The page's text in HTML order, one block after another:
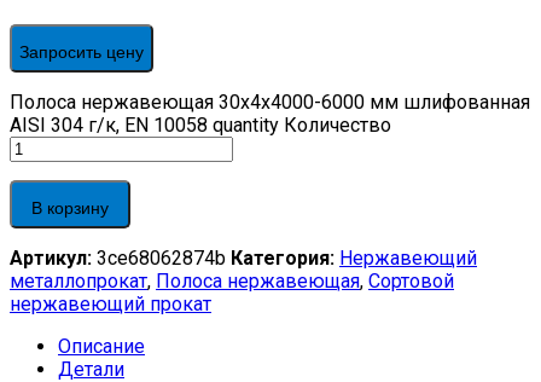
Запросить цену
Полоса нержавеющая 30х4х4000-6000 мм шлифованная
AISI 304 г/к, EN 10058 quantity Количество
В корзину
Артикул: 3ce68062874b Категория: Нержавеющий
металлопрокат, Полоса нержавеющая, Сортовой
нержавеющий прокат
Описание
Детали